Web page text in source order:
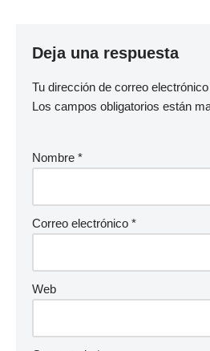
Deja una respuesta
Tu dirección de correo
Los campos obligatorios están
Nombre *
Correo electrónico *
Web